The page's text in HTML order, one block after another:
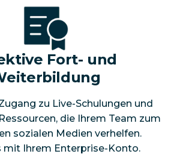
Fort- und
zu Live-Schulungen und
die Ihrem Team zum
sozialen Medien verhelfen.
mit Ihrem Enterprise-Konto.